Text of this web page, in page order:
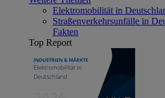
Elektromobilität in
Straßenverkehrsunfälle in
Fakten
Top Report